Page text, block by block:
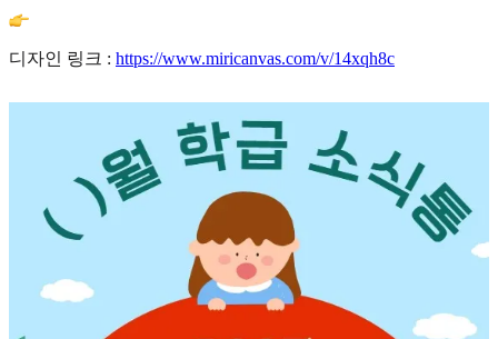
디자인 링크 : https://www.miricanvas.com/v/14xqh8c